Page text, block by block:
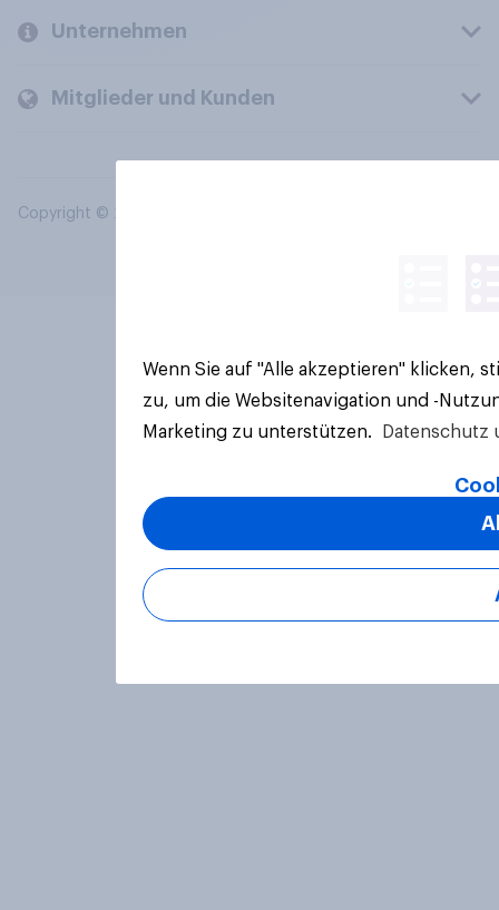
Unternehmen
Mitglieder und Kunden
Copyright © 2026 YouGov PLC. Alle Rechte vorbehalten.
Wenn Sie auf "Alle akzeptieren" klicken,
zu, um die Websitenavigation und -
Marketing zu unterstützen.
Datenschutz